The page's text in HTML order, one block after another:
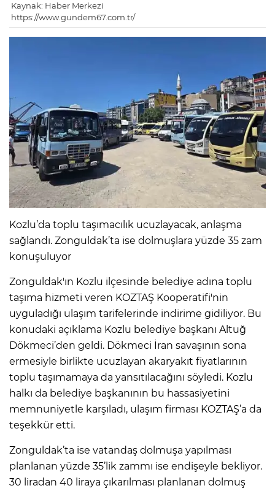
Kaynak: Haber Merkezi
https://www.gundem67.com.tr/
Kozlu’da toplu taşımacılık ucuzlayacak, anlaşma
sağlandı. Zonguldak’ta ise dolmuşlara yüzde 35 zam
konuşuluyor
Zonguldak'ın Kozlu ilçesinde belediye adına toplu
taşıma hizmeti veren KOZTAŞ Kooperatifi'nin
uyguladığı ulaşım tarifelerinde indirime gidiliyor. Bu
konudaki açıklama Kozlu belediye başkanı Altuğ
Dökmeci’den geldi. Dökmeci İran savaşının sona
ermesiyle birlikte ucuzlayan akaryakıt fiyatlarının
toplu taşımamaya da yansıtılacağını söyledi. Kozlu
halkı da belediye başkanının bu hassasiyetini
memnuniyetle karşıladı, ulaşım firması KOZTAŞ’a da
teşekkür etti.
Zonguldak’ta ise vatandaş dolmuşa yapılması
planlanan yüzde 35’lik zammı ise endişeyle bekliyor.
30 liradan 40 liraya çıkarılması planlanan dolmuş